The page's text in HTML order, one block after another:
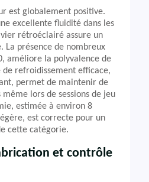
est globalement positive.
excellente fluidité dans les
rétroéclairé assure un
La présence de nombreux
améliore la polyvalence de
de refroidissement efficace,
permet de maintenir de
lors de sessions de jeu
estimée à environ 8
est correcte pour un
cette catégorie.
et contrôle